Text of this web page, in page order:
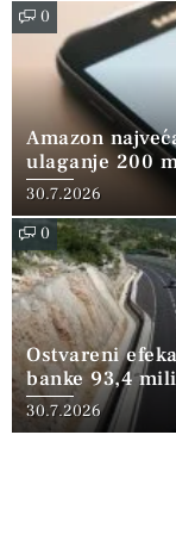
0
Amazon
ulaganje 200
30.7.2026
0
Ostvareni
banke 93,4
30.7.2026